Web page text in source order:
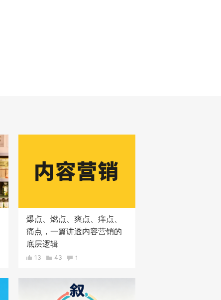
爆点、燃点、爽点、痒点、
痛点，一篇讲透内容营销的
底层逻辑
13 43 1